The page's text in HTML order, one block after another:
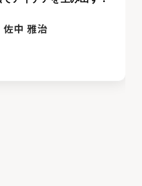
佐中 雅治